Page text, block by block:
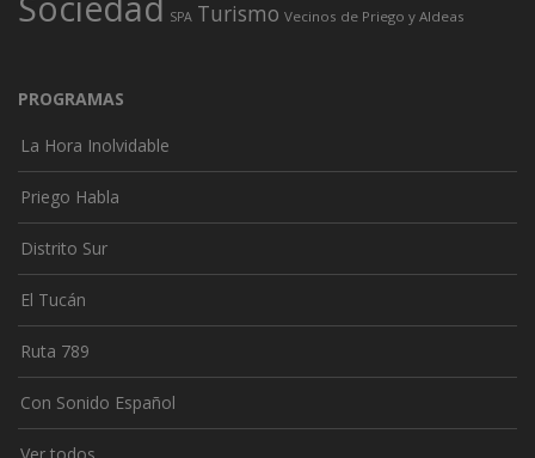
SPA Turismo Vecinos de Priego y Aldeas
PROGRAMAS
La Hora Inolvidable
Priego Habla
Distrito Sur
El Tucán
Ruta 789
Con Sonido Español